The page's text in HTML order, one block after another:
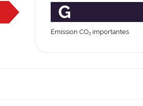
G
Émission CO2 importantes